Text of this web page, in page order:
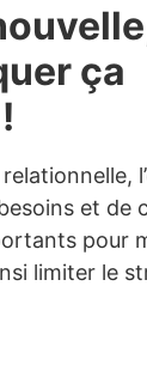
ça
et de
pour
limiter le